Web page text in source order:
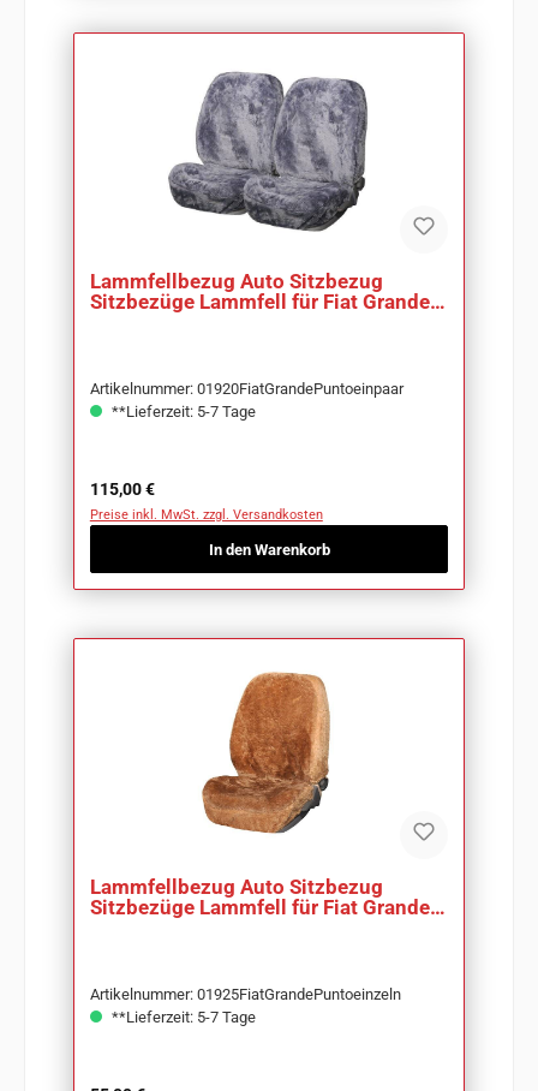
Lammfellbezug Auto Sitzbezug
Sitzbezüge Lammfell für Fiat Grande
Artikelnummer: 01920FiatGrandePuntoeinpaar
**Lieferzeit: 5-7 Tage
Regulärer Preis:
115,00 €
Preise inkl. MwSt. zzgl. Versandkosten
In den Warenkorb
Lammfellbezug Auto Sitzbezug
Sitzbezüge Lammfell für Fiat Grande
Artikelnummer: 01925FiatGrandePuntoeinzeln
**Lieferzeit: 5-7 Tage